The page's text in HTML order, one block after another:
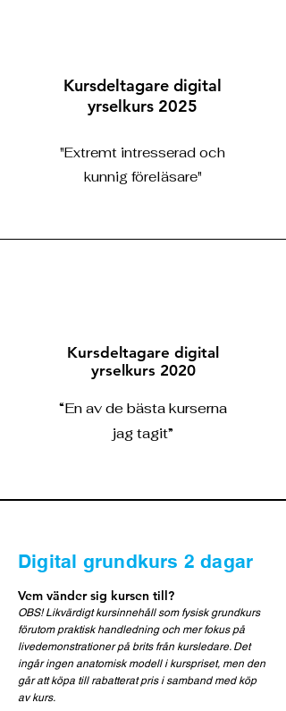
Kursdeltagare digital
yrselkurs 2025
"Extremt intresserad och
kunnig föreläsare"
Kursdeltagare digital
yrselkurs 2020
“En av de bästa kurserna
jag tagit”
Digital grundkurs 2 dagar
Vem vänder sig kursen till?
OBS! Likvärdigt kursinnehåll som fysisk grundkurs
förutom praktisk handledning och mer fokus på
livedemonstrationer på brits från kursledare. Det
ingår ingen anatomisk modell i kurspriset, men den
går att köpa till rabatterat pris i samband med köp
av kurs.